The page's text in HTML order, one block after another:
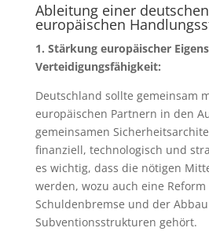
Ableitung einer
europäischen
1. Stärkung europäischer
Verteidigungsfähigkeit:
Deutschland sollte gemeinsam
europäischen Partnern in den
gemeinsamen
finanziell, technologisch und
es wichtig, dass die nötigen
werden, wozu auch eine
Schuldenbremse und der
Subventionsstrukturen gehört.